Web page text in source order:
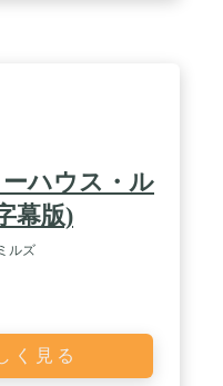
ハウス・ル
幕版)
ルズ
く見る